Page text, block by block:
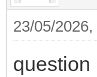
23/05/
question